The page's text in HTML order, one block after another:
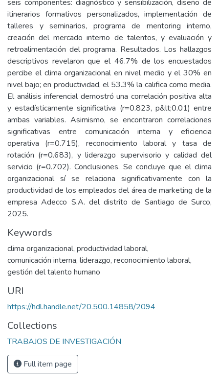
seis componentes: diagnóstico y sensibilización, diseño de
itinerarios formativos personalizados, implementación de
talleres y seminarios, programa de mentoring interno,
creación del mercado interno de talentos, y evaluación y
retroalimentación del programa. Resultados. Los hallazgos
descriptivos revelaron que el 46.7% de los encuestados
percibe el clima organizacional en nivel medio y el 30% en
nivel bajo; en productividad, el 53.3% la califica como media.
El análisis inferencial demostró una correlación positiva alta
y estadísticamente significativa (r=0.823, p&lt;0.01) entre
ambas variables. Asimismo, se encontraron correlaciones
significativas entre comunicación interna y eficiencia
operativa (r=0.715), reconocimiento laboral y tasa de
rotación (r=0.683), y liderazgo supervisorio y calidad del
servicio (r=0.702). Conclusiones. Se concluye que el clima
organizacional sí se relaciona significativamente con la
productividad de los empleados del área de marketing de la
empresa Adecco S.A. del distrito de Santiago de Surco,
2025.
Keywords
clima organizacional, productividad laboral,
comunicación interna, liderazgo, reconocimiento laboral,
gestión del talento humano
URI
https://hdl.handle.net/20.500.14858/2094
Collections
TRABAJOS DE INVESTIGACIÓN
Full item page